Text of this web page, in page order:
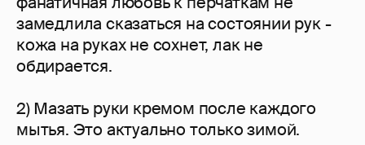
замедлила сказаться на состоянии рук -
кожа на руках не сохнет, лак не
обдирается.
2) Мазать руки кремом после каждого
мытья. Это актуально только зимой.